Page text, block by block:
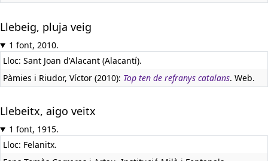
Llebeig, pluja veig
1 font, 2010.
Lloc: Sant Joan d'Alacant (Alacantí).
Pàmies i Riudor, Víctor (2010): Top ten de refranys catalans. Web.
Llebeitx, aigo veitx
1 font, 1915.
Lloc: Felanitx.